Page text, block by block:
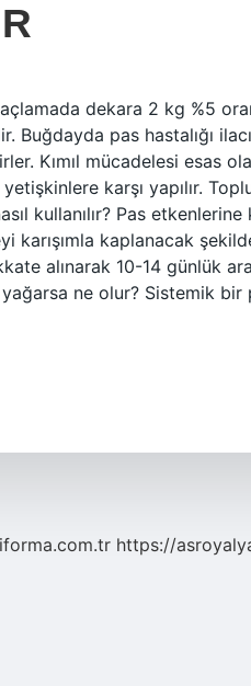
dekara 2 kg %5
pas hastalığı
Kımıl mücadelesi esas
karşı yapılır.
kullanılır? Pas etkenlerine
kaplanacak
alınarak 10-14 günlük
yağarsa ne olur? Sistemik
https://